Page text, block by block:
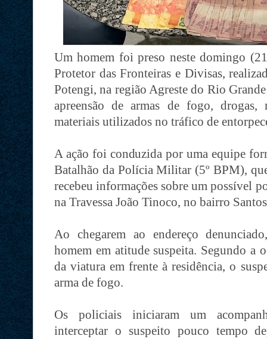
Um homem foi preso neste domingo
Protetor das Fronteiras e Divisas,
Potengi, na região Agreste do Rio
apreensão de armas de fogo, drogas,
materiais utilizados no tráfico de
A ação foi conduzida por uma equipe
Batalhão da Polícia Militar (5º BPM),
recebeu informações sobre um possível
na Travessa João Tinoco, no bairro
Ao chegarem ao endereço
homem em atitude suspeita. Segundo a
da viatura em frente à residência, o
arma de fogo.
Os policiais iniciaram um
interceptar o suspeito pouco tempo